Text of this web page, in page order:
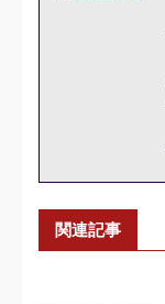
関連記事